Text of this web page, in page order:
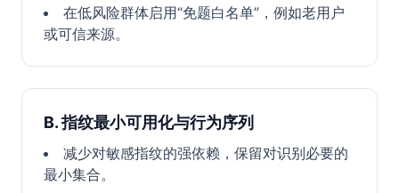
在低风险群体启用“免题白名单”，例如老用户
或可信来源。
B. 指纹最小可用化与行为序列
减少对敏感指纹的强依赖，保留对识别必要的
最小集合。